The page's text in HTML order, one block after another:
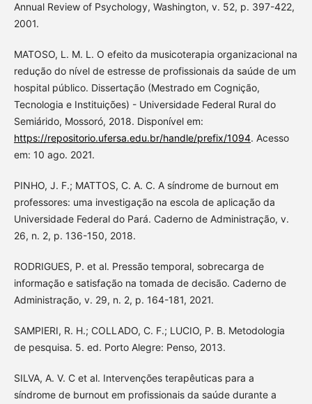
Annual Review of Psychology, Washington, v. 52, p. 397-422,
2001.
MATOSO, L. M. L. O efeito da musicoterapia organizacional na
redução do nível de estresse de profissionais da saúde de um
hospital público. Dissertação (Mestrado em Cognição,
Tecnologia e Instituições) - Universidade Federal Rural do
Semiárido, Mossoró, 2018. Disponível em:
https://repositorio.ufersa.edu.br/handle/prefix/1094. Acesso
em: 10 ago. 2021.
PINHO, J. F.; MATTOS, C. A. C. A síndrome de burnout em
professores: uma investigação na escola de aplicação da
Universidade Federal do Pará. Caderno de Administração, v.
26, n. 2, p. 136-150, 2018.
RODRIGUES, P. et al. Pressão temporal, sobrecarga de
informação e satisfação na tomada de decisão. Caderno de
Administração, v. 29, n. 2, p. 164-181, 2021.
SAMPIERI, R. H.; COLLADO, C. F.; LUCIO, P. B. Metodologia
de pesquisa. 5. ed. Porto Alegre: Penso, 2013.
SILVA, A. V. C et al. Intervenções terapêuticas para a
síndrome de burnout em profissionais da saúde durante a